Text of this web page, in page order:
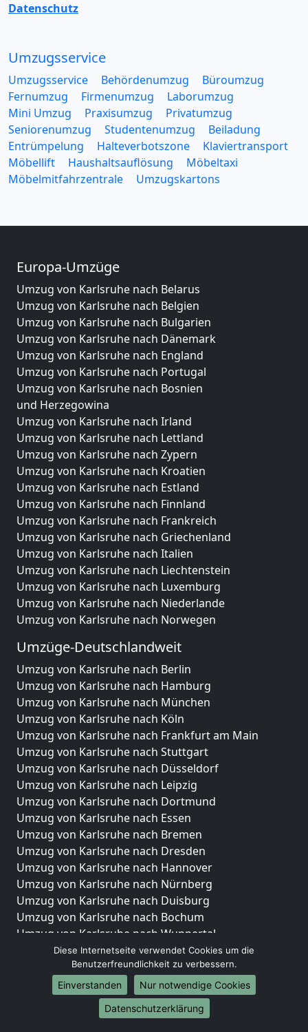
Datenschutz
Umzugsservice
Umzugsservice Behördenumzug
Büroumzug
Fernumzug
Firmenumzug
Laborumzug
Mini Umzug
Praxisumzug
Privatumzug
Seniorenumzug
Studentenumzug
Beiladung
Entrümpelung
Halteverbotszone
Klaviertransport
Möbellift
Haushaltsauflösung
Möbeltaxi
Möbelmitfahrzentrale
Umzugskartons
Europa-Umzüge
Umzug von Karlsruhe nach Belarus
Umzug von Karlsruhe nach Belgien
Umzug von Karlsruhe nach Bulgarien
Umzug von Karlsruhe nach Dänemark
Umzug von Karlsruhe nach England
Umzug von Karlsruhe nach Portugal
Umzug von Karlsruhe nach Bosnien
und Herzegowina
Umzug von Karlsruhe nach Irland
Umzug von Karlsruhe nach Lettland
Umzug von Karlsruhe nach Zypern
Umzug von Karlsruhe nach Kroatien
Umzug von Karlsruhe nach Estland
Umzug von Karlsruhe nach Finnland
Umzug von Karlsruhe nach Frankreich
Umzug von Karlsruhe nach Griechenland
Umzug von Karlsruhe nach Italien
Umzug von Karlsruhe nach Liechtenstein
Umzug von Karlsruhe nach Luxemburg
Umzug von Karlsruhe nach Niederlande
Umzug von Karlsruhe nach Norwegen
Umzüge-Deutschlandweit
Umzug von Karlsruhe nach Berlin
Umzug von Karlsruhe nach Hamburg
Umzug von Karlsruhe nach München
Umzug von Karlsruhe nach Köln
Umzug von Karlsruhe nach Frankfurt am Main
Umzug von Karlsruhe nach Stuttgart
Umzug von Karlsruhe nach Düsseldorf
Umzug von Karlsruhe nach Leipzig
Umzug von Karlsruhe nach Dortmund
Umzug von Karlsruhe nach Essen
Umzug von Karlsruhe nach Bremen
Umzug von Karlsruhe nach Dresden
Umzug von Karlsruhe nach Hannover
Umzug von Karlsruhe nach Nürnberg
Umzug von Karlsruhe nach Duisburg
Umzug von Karlsruhe nach Bochum
Umzug von Karlsruhe nach Wuppertal
Umzug von Karlsruhe nach Bielefeld
Umzug von Karlsruhe nach Bonn
Umzug von Karlsruhe nach Münster
Internationale-Umzüge
Diese Internetseite verwendet Cookies um die
Benutzerfreundlichkeit zu verbessern.
Einverstanden
Nur notwendige Cookies
Datenschutzerklärung